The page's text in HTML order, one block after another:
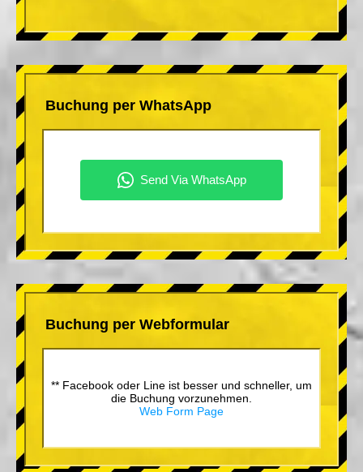
Buchung per WhatsApp
Buchung per Webformular
** Facebook oder Line ist besser und schneller, um
die Buchung vorzunehmen.
Web Form Page